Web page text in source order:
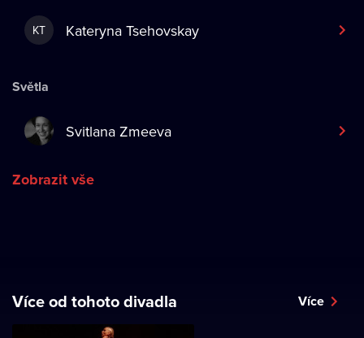
KT Kateryna Tsehovskay
Světla
Svitlana Zmeeva
Zobrazit vše
Více od tohoto divadla Více